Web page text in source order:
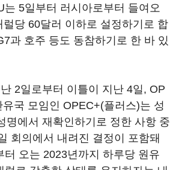
는 5일부터 러시아로부터 들여오
럴당 60달러 이하로 설정하기로 합
과 호주 등도 동참하기로 한 바 있
2일로부터 이틀이 지난 4일, OP
국 모임인 OPEC+(플러스)는 성
명에서 재확인하기로 정한 사항 중
회의에서 내려진 결정이 포함돼
터 오는 2023년까지 하루당 원유